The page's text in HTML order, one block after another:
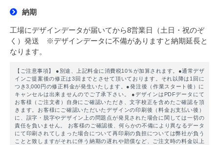
納期
工場にデザインデータが届いてから8営業日（土日・祝のぞ
く）発送 ※デザインデータに不備がありますと納期延長と
なります。
【ご注意事項】 ●別途、上記料金に消費税10％が加算されます。●通常デザ
インご提案後の修正は3回までとさせて頂いております。それ以降は1回に
つき3,000円の修正料金が発生いたします。●発注後（作業スタート後）に
キャンセルは出来ませんのでご了承下さい。 ●デザインはPDFデータにて
お客様（ご注文者）自身にご確認いただき、文字校正を含めたご確認を頂
きます。お客様にご確認いただいたデザインの印刷後（料金お支払い後）
に、誤字・脱字やデザイン上の問題点が発見された場合に関しては一切の
責任を負いません。 お客様のご確認後、何らかの不備により異なるデータ
にて印刷されてしまった場合について再印刷の負担については弊社が負う
ことと致しますがそれに伴う納期の遅れや賠償など、ご注文時の料金以上